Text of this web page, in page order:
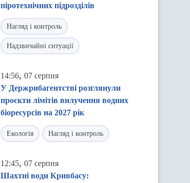
піротехнічних підрозділів
Нагляд і контроль
Надзвичайні ситуації
14:56, 07 серпня
У Держрибагентстві розглянули
проєкти лімітів вилучення водних
біоресурсів на 2027 рік
Екологія Нагляд і контроль
12:45, 07 серпня
Шахтні води Кривбасу: